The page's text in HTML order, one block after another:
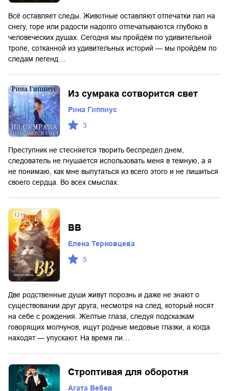
Всё оставляет следы. Животные оставляют отпечатки лап на
снегу, горе или радости надолго отпечатываются глубоко в
человеческих душах. Сегодня мы пройдём по удивительной
тропе, сотканной из удивительных историй — мы пройдём по
следам легенд…
Из сумрака сотворится свет
Рина Гиппиус
3
Преступник не стесняется творить беспредел днем,
следователь не гнушается использовать меня в темную, а я
не понимаю, как мне выпутаться из всего этого и не лишиться
своего сердца. Во всех смыслах.
ВВ
Елена Терновцева
5
Две родственные души живут порознь и даже не знают о
существовании друг друга, несмотря на след, который носят
на себе с рождения. Желтые глаза, следуя подсказкам
говорящих молчунов, ищут родные медовые глазки, а когда
находят — упускают. На время ли…
Строптивая для оборотня
Агата Вебер